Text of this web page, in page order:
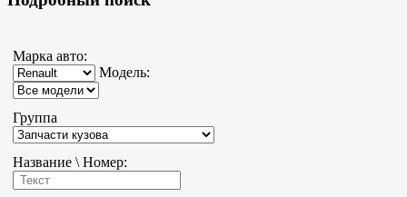
Марка авто:
Модель:
Группа
Название \ Номер: